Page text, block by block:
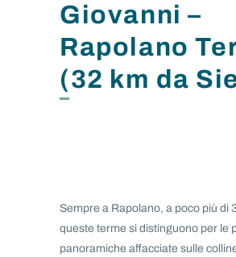
Giovanni –
Rapolano
(32 km da
Sempre a Rapolano, a poco più di
queste terme si distinguono per le
panoramiche affacciate sulle